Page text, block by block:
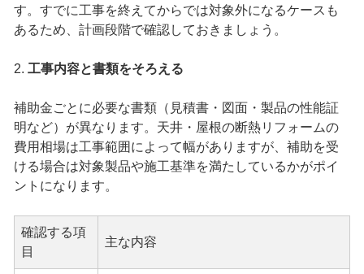
す。すでに工事を終えてからでは対象外になるケースも
あるため、計画段階で確認しておきましょう。
2. 工事内容と書類をそろえる
補助金ごとに必要な書類（見積書・図面・製品の性能証
明など）が異なります。天井・屋根の断熱リフォームの
費用相場は工事範囲によって幅がありますが、補助を受
ける場合は対象製品や施工基準を満たしているかがポイ
ントになります。
確認する項
目
主な内容